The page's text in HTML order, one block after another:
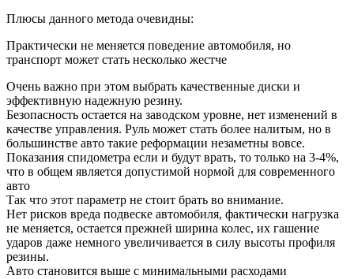
Плюсы данного метода очевидны:
Практически не меняется поведение автомобиля, но
транспорт может стать несколько жестче
Очень важно при этом выбрать качественные диски и
эффективную надежную резину.
Безопасность остается на заводском уровне, нет изменений в
качестве управления. Руль может стать более налитым, но в
большинстве авто такие реформации незаметны вовсе.
Показания спидометра если и будут врать, то только на 3-4%,
что в общем является допустимой нормой для современного
авто
Так что этот параметр не стоит брать во внимание.
Нет рисков вреда подвеске автомобиля, фактически нагрузка
не меняется, остается прежней ширина колес, их гашение
ударов даже немного увеличивается в силу высоты профиля
резины.
Авто становится выше с минимальными расходами